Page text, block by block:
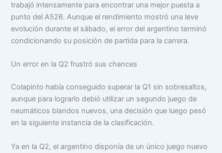
trabajó intensamente para encontrar una mejor puesta a
punto del A526. Aunque el rendimiento mostró una leve
evolución durante el sábado, el error del argentino terminó
condicionando su posición de partida para la carrera.
Un error en la Q2 frustró sus chances
Colapinto había conseguido superar la Q1 sin sobresaltos,
aunque para lograrlo debió utilizar un segundo juego de
neumáticos blandos nuevos, una decisión que luego pesó
en la siguiente instancia de la clasificación.
Ya en la Q2, el argentino disponía de un único juego nuevo